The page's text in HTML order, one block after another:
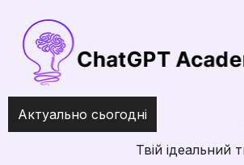
Актуально сьогодні
Твій ідеальний тиждень: